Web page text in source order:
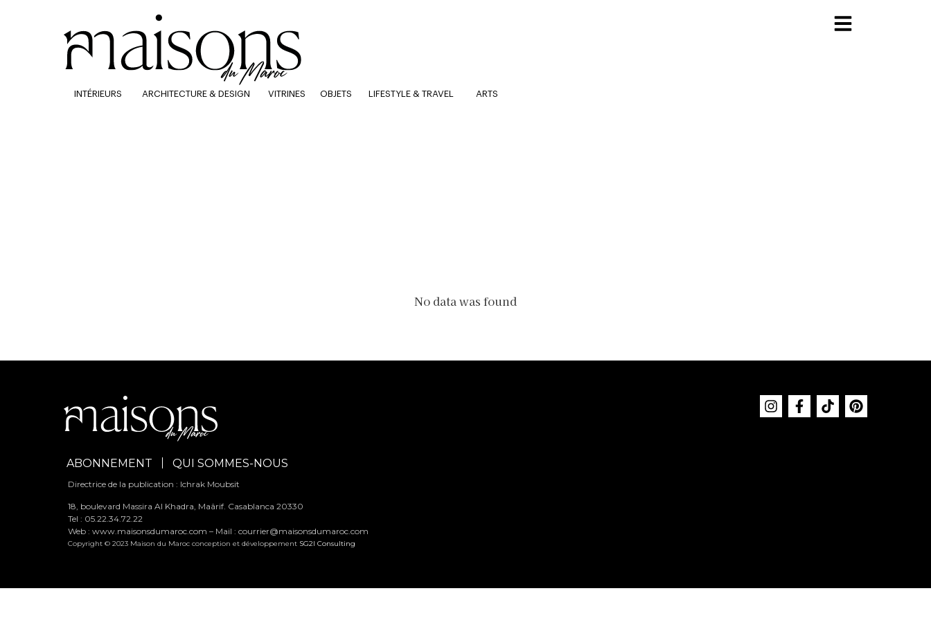
INTÉRIEURS ARCHITECTURE & DESIGN VITRINES OBJETS LIFESTYLE & TRAVEL ARTS
No data was found
ABONNEMENT QUI SOMMES-NOUS
Directrice de la publication : Ichrak Moubsit
18, boulevard Massira Al Khadra, Maârif. Casablanca 20330
Tel : 05.22.34.72.22
Web : www.maisonsdumaroc.com – Mail : courrier@maisonsdumaroc.com
Copyright © 2023 Maison du Maroc conception et développement SG2I Consulting